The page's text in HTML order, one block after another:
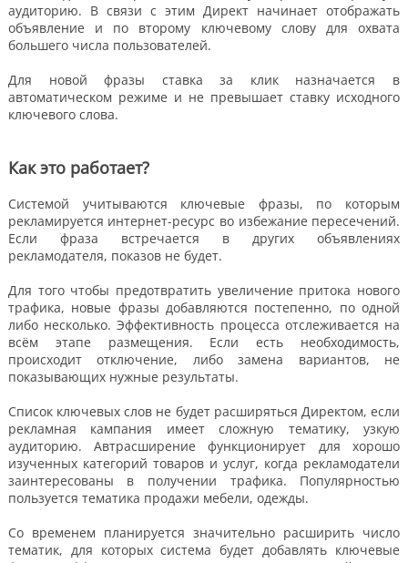
аудиторию. В связи с этим Директ начинает отображать
объявление и по второму ключевому слову для охвата
большего числа пользователей.
Для новой фразы ставка за клик назначается в
автоматическом режиме и не превышает ставку исходного
ключевого слова.
Как это работает?
Системой учитываются ключевые фразы, по которым
рекламируется интернет-ресурс во избежание пересечений.
Если фраза встречается в других объявлениях
рекламодателя, показов не будет.
Для того чтобы предотвратить увеличение притока нового
трафика, новые фразы добавляются постепенно, по одной
либо несколько. Эффективность процесса отслеживается на
всём этапе размещения. Если есть необходимость,
происходит отключение, либо замена вариантов, не
показывающих нужные результаты.
Список ключевых слов не будет расширяться Директом, если
рекламная кампания имеет сложную тематику, узкую
аудиторию. Автрасширение функционирует для хорошо
изученных категорий товаров и услуг, когда рекламодатели
заинтересованы в получении трафика. Популярностью
пользуется тематика продажи мебели, одежды.
Со временем планируется значительно расширить число
тематик, для которых система будет добавлять ключевые